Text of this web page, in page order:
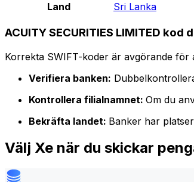
Land
Sri Lanka
ACUITY SECURITIES LIMITED kod
Korrekta SWIFT-koder är avgörande
Verifiera banken:
Kontrollera filialnamnet: Om du
Bekräfta landet: Banker har
Välj Xe när du skickar